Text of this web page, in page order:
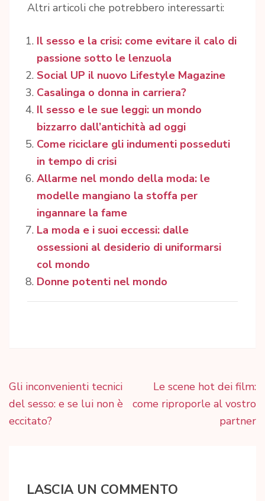
Altri articoli che potrebbero interessarti:
Il sesso e la crisi: come evitare il calo di
passione sotto le lenzuola
Social UP il nuovo Lifestyle Magazine
Casalinga o donna in carriera?
Il sesso e le sue leggi: un mondo
bizzarro dall’antichità ad oggi
Come riciclare gli indumenti posseduti
in tempo di crisi
Allarme nel mondo della moda: le
modelle mangiano la stoffa per
ingannare la fame
La moda e i suoi eccessi: dalle
ossessioni al desiderio di uniformarsi
col mondo
Donne potenti nel mondo
Navigazione
articoli
Gli inconvenienti tecnici
del sesso: e se lui non è
eccitato?
Le scene hot dei film:
come riproporle al vostro
partner
LASCIA UN COMMENTO